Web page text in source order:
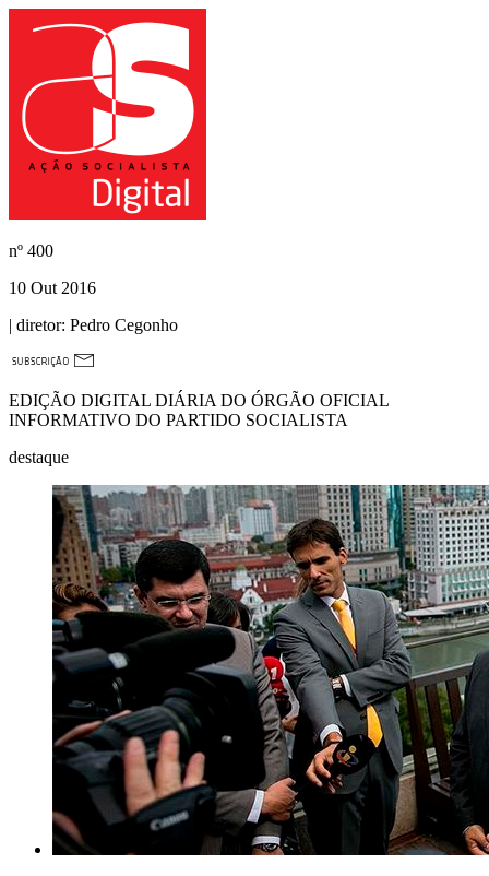
nº 400
10 Out 2016
| diretor: Pedro Cegonho
EDIÇÃO DIGITAL DIÁRIA DO ÓRGÃO OFICIAL
INFORMATIVO DO PARTIDO SOCIALISTA
destaque